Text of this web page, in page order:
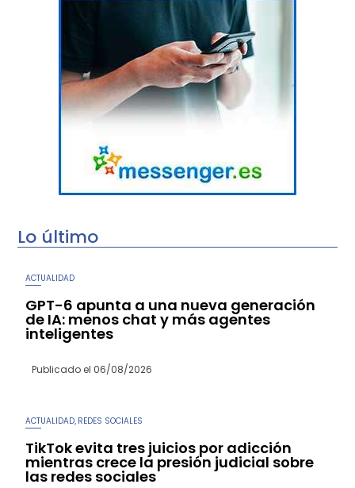
Lo último
ACTUALIDAD
GPT-6 apunta a una nueva generación
de IA: menos chat y más agentes
inteligentes
Publicado el 06/08/2026
ACTUALIDAD REDES SOCIALES
TikTok evita tres juicios por adicción
mientras crece la presión judicial sobre
las redes sociales